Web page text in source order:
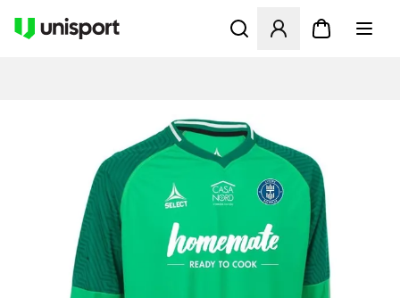
Åbner en Modal til at